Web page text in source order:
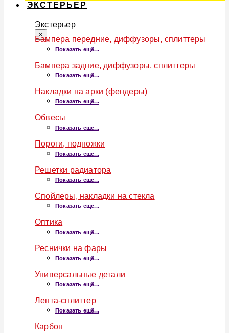
ЭКСТЕРЬЕР
Экстерьер
×
Бампера передние, диффузоры, сплиттеры
Показать ещё...
Бампера задние, диффузоры, сплиттеры
Показать ещё...
Накладки на арки (фендеры)
Показать ещё...
Обвесы
Показать ещё...
Пороги, подножки
Показать ещё...
Решетки радиатора
Показать ещё...
Спойлеры, накладки на стекла
Показать ещё...
Оптика
Показать ещё...
Реснички на фары
Показать ещё...
Универсальные детали
Показать ещё...
Лента-сплиттер
Показать ещё...
Карбон